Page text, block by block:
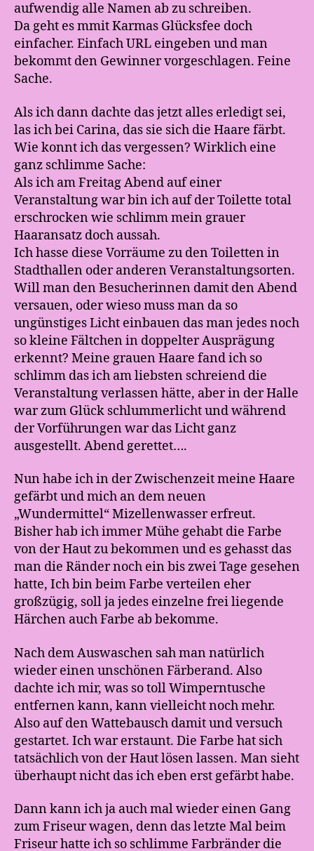
aufwendig alle Namen ab zu schreiben.
Da geht es mmit Karmas Glücksfee doch
einfacher. Einfach URL eingeben und man
bekommt den Gewinner vorgeschlagen. Feine
Sache.
Als ich dann dachte das jetzt alles erledigt sei,
las ich bei Carina, das sie sich die Haare färbt.
Wie konnt ich das vergessen? Wirklich eine
ganz schlimme Sache:
Als ich am Freitag Abend auf einer
Veranstaltung war bin ich auf der Toilette total
erschrocken wie schlimm mein grauer
Haaransatz doch aussah.
Ich hasse diese Vorräume zu den Toiletten in
Stadthallen oder anderen Veranstaltungsorten.
Will man den Besucherinnen damit den Abend
versauen, oder wieso muss man da so
ungünstiges Licht einbauen das man jedes noch
so kleine Fältchen in doppelter Ausprägung
erkennt? Meine grauen Haare fand ich so
schlimm das ich am liebsten schreiend die
Veranstaltung verlassen hätte, aber in der Halle
war zum Glück schlummerlicht und während
der Vorführungen war das Licht ganz
ausgestellt. Abend gerettet….
Nun habe ich in der Zwischenzeit meine Haare
gefärbt und mich an dem neuen
„Wundermittel“ Mizellenwasser erfreut.
Bisher hab ich immer Mühe gehabt die Farbe
von der Haut zu bekommen und es gehasst das
man die Ränder noch ein bis zwei Tage gesehen
hatte, Ich bin beim Farbe verteilen eher
großzügig, soll ja jedes einzelne frei liegende
Härchen auch Farbe ab bekomme.
Nach dem Auswaschen sah man natürlich
wieder einen unschönen Färberand. Also
dachte ich mir, was so toll Wimperntusche
entfernen kann, kann vielleicht noch mehr.
Also auf den Wattebausch damit und versuch
gestartet. Ich war erstaunt. Die Farbe hat sich
tatsächlich von der Haut lösen lassen. Man sieht
überhaupt nicht das ich eben erst gefärbt habe.
Dann kann ich ja auch mal wieder einen Gang
zum Friseur wagen, denn das letzte Mal beim
Friseur hatte ich so schlimme Farbränder die